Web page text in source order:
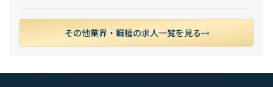
その他業界・職種の求人一覧を見る